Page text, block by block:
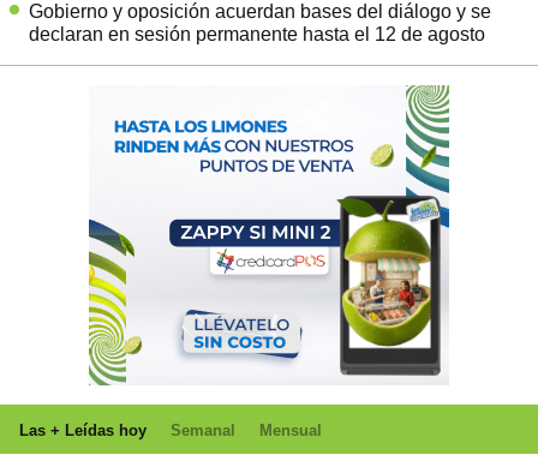
Gobierno y oposición acuerdan bases del diálogo y se
declaran en sesión permanente hasta el 12 de agosto
Las + Leídas hoy Semanal Mensual